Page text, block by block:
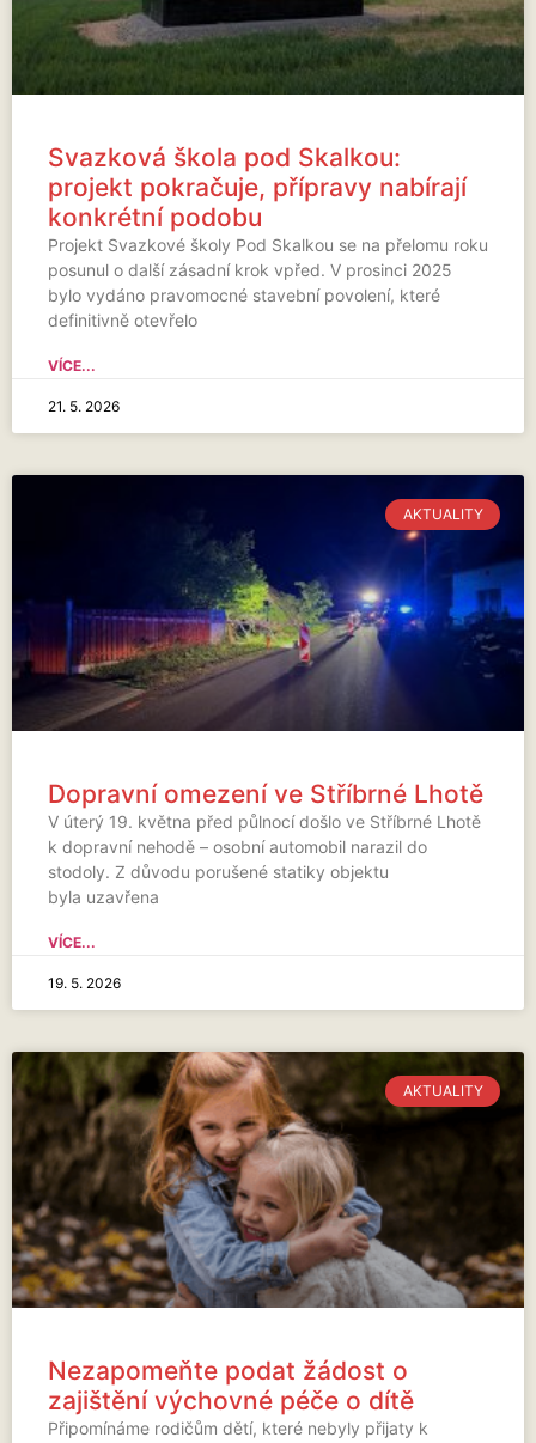
Svazková škola pod Skalkou:
projekt pokračuje, přípravy nabírají
konkrétní podobu
Projekt Svazkové školy Pod Skalkou se na přelomu roku
posunul o další zásadní krok vpřed. V prosinci 2025
bylo vydáno pravomocné stavební povolení, které
definitivně otevřelo
VÍCE...
21. 5. 2026
AKTUALITY
Dopravní omezení ve Stříbrné Lhotě
V úterý 19. května před půlnocí došlo ve Stříbrné Lhotě
k dopravní nehodě – osobní automobil narazil do
stodoly. Z důvodu porušené statiky objektu
byla uzavřena
VÍCE...
19. 5. 2026
AKTUALITY
Nezapomeňte podat žádost o
zajištění výchovné péče o dítě
Připomínáme rodičům dětí, které nebyly přijaty k